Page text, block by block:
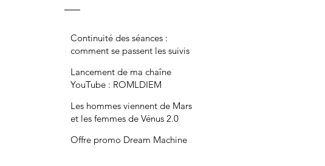
Continuité des séances :
comment se passent les suivis
Lancement de ma chaîne
YouTube : ROMLDIEM
Les hommes viennent de Mars
et les femmes de Vénus 2.0
Offre promo Dream Machine